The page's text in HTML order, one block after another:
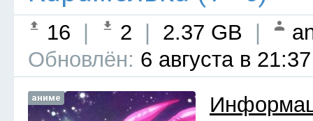
16 2 2.37 GB
Обновлён: 6 августа в 21:37
аниме